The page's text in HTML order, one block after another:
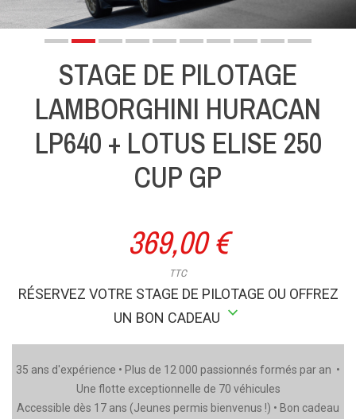
STAGE DE PILOTAGE
LAMBORGHINI HURACAN
LP640 + LOTUS ELISE 250
CUP GP
369,00 €
TTC
RÉSERVEZ VOTRE STAGE DE PILOTAGE OU OFFREZ
UN BON CADEAU stat_minus_1
35 ans d'expérience • Plus de 12 000 passionnés formés par an •
Une flotte exceptionnelle de 70 véhicules
Accessible dès 17 ans (Jeunes permis bienvenus !) • Bon cadeau